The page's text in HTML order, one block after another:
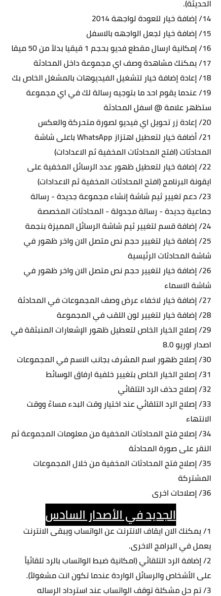
الحديثة).
14/ إضافة خيار للعودة لواجهة 2014
15/ إضافة خيار لجعل الواجهه بالاسفل
16/ إمكانية ارسال مقطع فديو بحجم 1 قيقيا بدلاً من 50 ميقا
17/ يمكنك مشاهدة وصف اي مجموعة داخل المحادثة
18/ إعادة إضافة خيار لتشغيل الفيديوهات بالمشغل الخاص بك
19/ عندما يقوم احد ما بتوجيه رسالة لك في اي مجموعة
ستظهر علامة @ اسفل المحادثة
20/ إعادة زر تحويل اي فيديو لصورة متحركة والعكس
21/ أضافة خيار لتعطيل اهتزاز WhatsApp باعلى شاشة
المحادثات (افتح المحادثات المخفية ثم الاعدادات)
22/ إضافة خيار لتعطيل ظهور عدد الرسائل المخفية على
ايقونة البرنامج (افتح المحادثات المخفية ثم الاعدادات)
23/ دعم تغيير ثيم شاشة إنشاء مجموعة جديدة - رسالة
جماعية جديدة - رسالة مجدولة - المحادثات المخصصة
24/ إضافة قسم لتغيير ثيم شاشة الرسائل المميزة بنجمة
25/ إضافة خيار لتغيير حجم نص متصل الان واخر ظهور في
شاشة المحادثات الرئيسية
26/ إضافة خيار لتغيير حجم نص متصل الان واخر ظهور في
شاشة الاسماء
27/ إضافة خيار لاخفاء عرض وصف المجموعات في المحادثة
28/ إضافة خيار لتغيير لون اللقب في المجموعة
29/ إصلاح الخيار الخاص لتعطيل ظهور الإشعارات المنبثقة في
اصدار اوريو 8.0
30/ إصلاح ظهور اسم المشرف بجانب الاسم في المجموعات
31/ إصلاح الخيار الخاص بتغيير خلفية ارفاق الوسائط
32/ إصلاح حذف الرد التلقائي
33/ إصلاح الرد التلقائي عند اختيار وقت البدء مساءً ووقت
الانتهاء
34/ إصلاح فتح المحادثات المخفية من معلومات المجموعة ثم
النقر على صورة المحادثة
35/ إصلاح فتح المحادثات المخفية من خلال المجموعات
المشتركة
36/ إصلاحات اخرى
الجديد في الأصدار السادس
1/ يمكنك الان ايقاف الانترنت عن الواتساب ويبقى الانترنت
يعمل في البرامج الاخرى.
2/ إضافة الرد التلقائي (امكانية ضبط الواتساب بالرد تلقائياً
على الأشخاص والرسائل الواردة عندما تكون انت مشغولاً).
3/ تم حل مشكلة توقف الواتساب عند استرداد الرساله